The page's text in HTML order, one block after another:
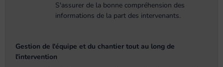
S'assurer de la bonne compréhension des
informations de la part des intervenants.
Gestion de l'équipe et du chantier tout au long de
l'intervention